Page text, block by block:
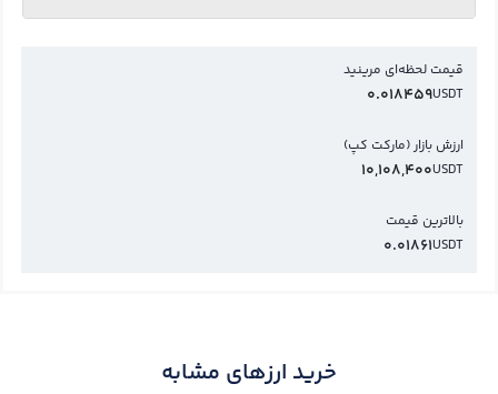
قیمت لحظه‌ای مرینید
USDT
0.018459
ارزش بازار (مارکت کپ)
USDT
10,108,400
بالاترین قیمت
USDT
0.01861
خرید ارزهای مشابه